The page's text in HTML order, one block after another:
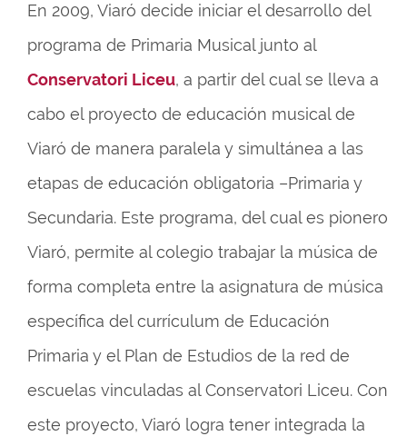
En 2009, Viaró decide iniciar el desarrollo del
programa de Primaria Musical junto al
Conservatori Liceu, a partir del cual se lleva a
cabo el proyecto de educación musical de
Viaró de manera paralela y simultánea a las
etapas de educación obligatoria –Primaria y
Secundaria. Este programa, del cual es pionero
Viaró, permite al colegio trabajar la música de
forma completa entre la asignatura de música
específica del currículum de Educación
Primaria y el Plan de Estudios de la red de
escuelas vinculadas al Conservatori Liceu. Con
este proyecto, Viaró logra tener integrada la